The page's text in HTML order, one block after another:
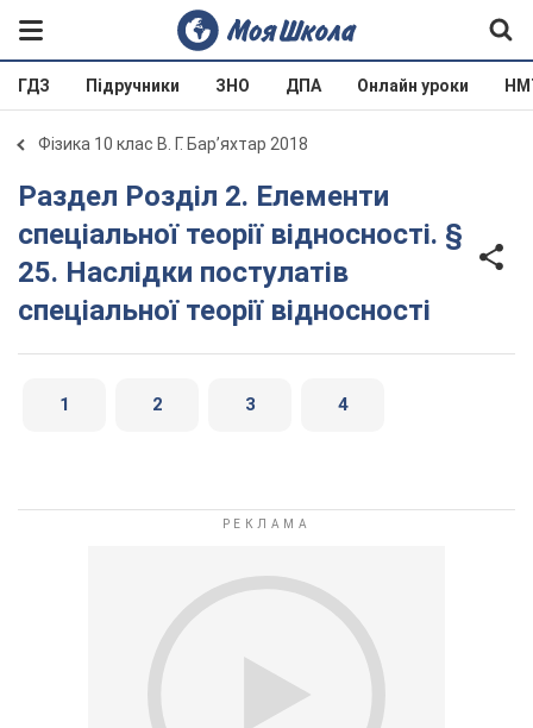
ГДЗ Підручники ЗНО ДПА Онлайн уроки
Фізика 10 клас В. Г. Бар’яхтар 2018
Раздел Розділ 2. Елементи
спеціальної теорії відносності. §
25. Наслідки постулатів
спеціальної теорії відносності
1 2 3 4